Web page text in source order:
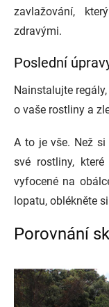
zavlažování,
zdravými.
Poslední
Nainstalujte
o vaše rostliny a
A to je vše. Než
své rostliny,
vyfocené na
lopatu, oblékněte
Porovnání